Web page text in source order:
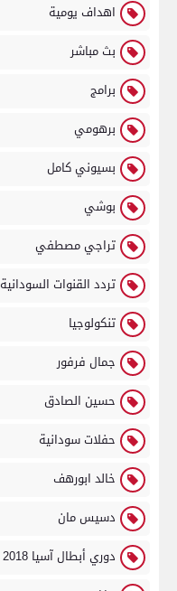
اهداف يومية
بث مباشر
برامج
برهومي
بسيوني كامل
بوشي
تراجي مصطفي
تردد القنوات السودانية 2019
تنكولوجيا
جمال فرفور
حسين الصادق
حفلات سودانية
خالد ابورهف
دسيس مان
دوري أبطال آسيا 2018